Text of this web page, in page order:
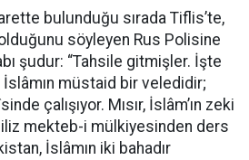
bulunduğu sırada Tiflis’te,
söyleyen Rus Polisine
şudur: “Tahsile gitmişler. İşte
müstaid bir veledidir;
çalışıyor. Mısır, İslâm’ın zeki
mekteb-i mülkiyesinden ders
İslâmın iki bahadır